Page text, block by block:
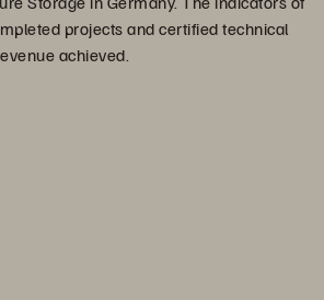
projects and certified technical
achieved.